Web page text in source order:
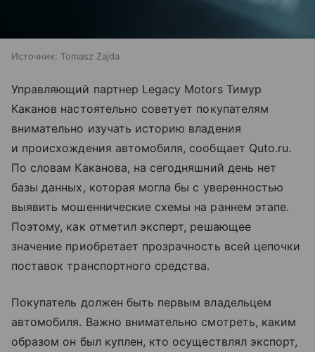
Источник: Tomasz Zajda
Управляющий партнер Legacy Motors Тимур
Каканов настоятельно советует покупателям
внимательно изучать историю владения
и происхождения автомобиля, сообщает Quto.ru.
По словам Каканова, на сегодняшний день нет
базы данных, которая могла бы с уверенностью
выявить мошеннические схемы на раннем этапе.
Поэтому, как отметил эксперт, решающее
значение приобретает прозрачность всей цепочки
поставок транспортного средства.
Покупатель должен быть первым владельцем
автомобиля. Важно внимательно смотреть, каким
образом он был куплен, кто осуществлял экспорт,